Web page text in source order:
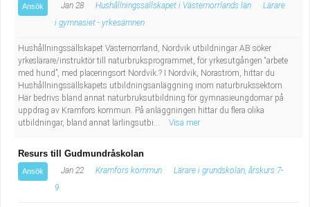
Ansök Jan 28 Hushållningssällskapet i Västernorrlands län
Lärare
i gymnasiet - yrkesämnen
Hushållningssällskapet Västernorrland, Nordvik utbildningar AB söker
yrkeslärare/instruktör till naturbruksprogrammet, för yrkesutgången “arbete
med hund”, med placeringsort Nordvik.? I Nordvik, Noraström, hittar du
Hushållningssällskapets utbildningsanläggning inom naturbrukssektorn.
Här bedrivs bland annat naturbruksutbildning för gymnasieungdomar på
uppdrag av Kramfors kommun. På anläggningen hittar du flera olika
utbildningar, bland annat lärlingsutbi...
Visa mer
Resurs till Gudmundråskolan
Ansök Jan 22 Kramfors kommun
Lärare i grundskolan, årskurs 7-
9